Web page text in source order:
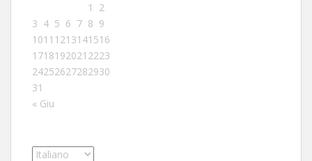
1
2
3 4 5 6 7 8 9
1011 1213141516
1718192021 2223
24252627282930
31
« Giu
Scegli